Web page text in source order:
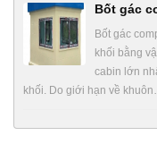
Bốt gác
Bốt gác
khối bằng
cabin lớn
khối. Do giới hạn về khuôn…